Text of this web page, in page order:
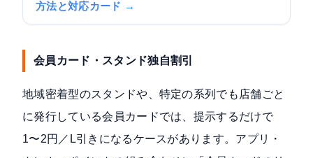
方法と対応カード →
会員カード・スタンド独自割引
地域密着型のスタンドや、特定の系列でも店舗ごと
に発行している会員カードでは、提示するだけで
1〜2円／L引きになるケースがあります。アプリ・